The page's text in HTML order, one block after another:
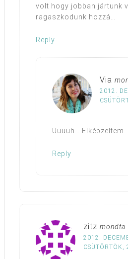
volt hogy jobban jártunk
ragaszkodunk hozzá…
Reply
Via
2012.
Uuuuh… Elképzeltem.
Reply
zitz mondta
2012.
CSÜTÖRTÖK,